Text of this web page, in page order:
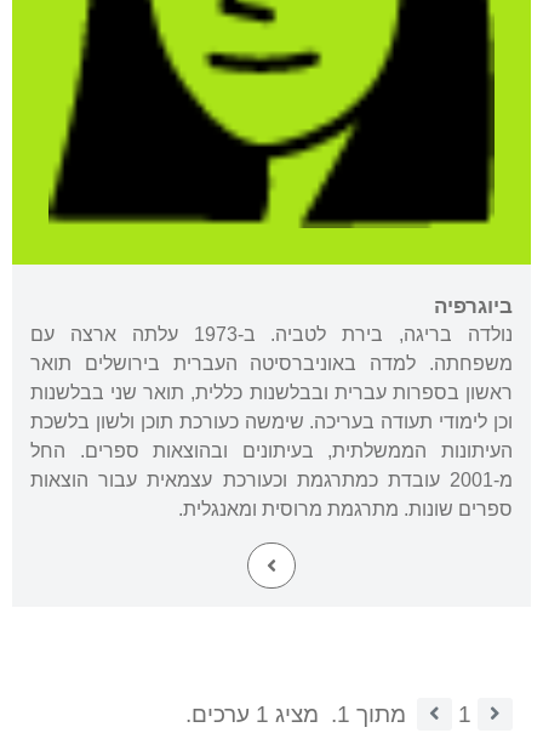
ביוגרפיה
נולדה בריגה, בירת לטביה. ב-1973 עלתה ארצה עם
משפחתה. למדה באוניברסיטה העברית בירושלים תואר
ראשון בספרות עברית ובבלשנות כללית, תואר שני בבלשנות
וכן לימודי תעודה בעריכה. שימשה כעורכת תוכן ולשון בלשכת
העיתונות הממשלתית, בעיתונים ובהוצאות ספרים. החל
מ-2001 עובדת כמתרגמת וכעורכת עצמאית עבור הוצאות
ספרים שונות. מתרגמת מרוסית ומאנגלית.
1 מתוך 1. מציג 1 ערכים.